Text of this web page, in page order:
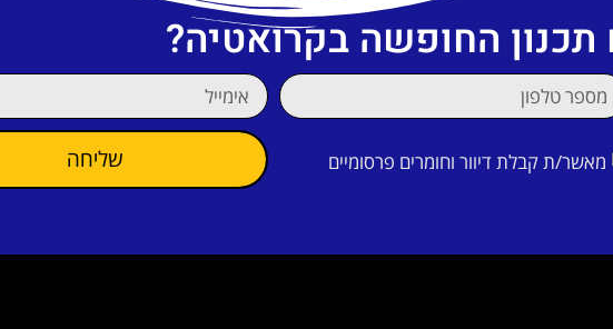
החופשה בקרואטיה?
מאשר/ת קבלת דיוור וחומרים פרסומיים שליחה